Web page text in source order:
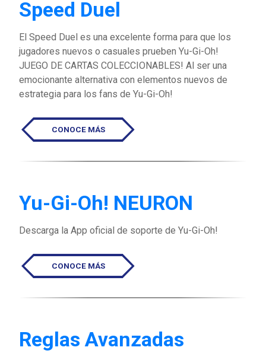
Speed Duel
El Speed Duel es una excelente forma para que los
jugadores nuevos o casuales prueben Yu-Gi-Oh!
JUEGO DE CARTAS COLECCIONABLES! Al ser una
emocionante alternativa con elementos nuevos de
estrategia para los fans de Yu-Gi-Oh!
CONOCE MÁS
Yu-Gi-Oh! NEURON
Descarga la App oficial de soporte de Yu-Gi-Oh!
CONOCE MÁS
Reglas Avanzadas